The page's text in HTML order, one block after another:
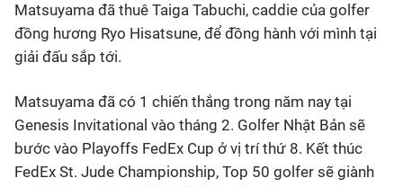
Matsuyama đã thuê Taiga Tabuchi, caddie của golfer
đồng hương Ryo Hisatsune, để đồng hành với mình tại
giải đấu sắp tới.
Matsuyama đã có 1 chiến thắng trong năm nay tại
Genesis Invitational vào tháng 2. Golfer Nhật Bản sẽ
bước vào Playoffs FedEx Cup ở vị trí thứ 8. Kết thúc
FedEx St. Jude Championship, Top 50 golfer sẽ giành